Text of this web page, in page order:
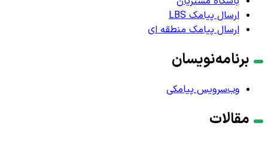
ارسال پیامک LBS
ارسال پیامک منطقه ای
برنامه‌نویسان
وب‌سرویس پیامکی
مقالات